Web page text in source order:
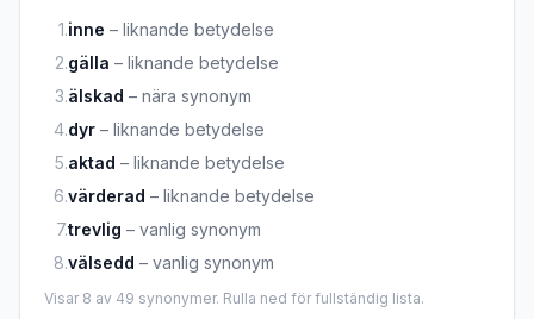
1.inne – liknande betydelse
2.gälla – liknande betydelse
3.älskad – nära synonym
4.dyr – liknande betydelse
5.aktad – liknande betydelse
6.värderad – liknande betydelse
7.trevlig – vanlig synonym
8.välsedd – vanlig synonym
Visar 8 av 49 synonymer. Rulla ned för fullständig lista.